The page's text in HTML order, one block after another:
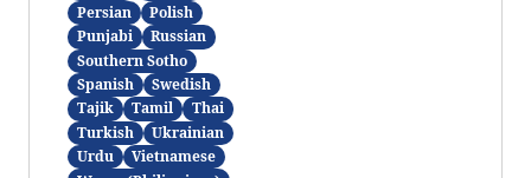
Persian
Polish
Punjabi
Russian
Southern Sotho
Spanish
Swedish
Tajik
Tamil
Thai
Turkish
Ukrainian
Urdu
Vietnamese